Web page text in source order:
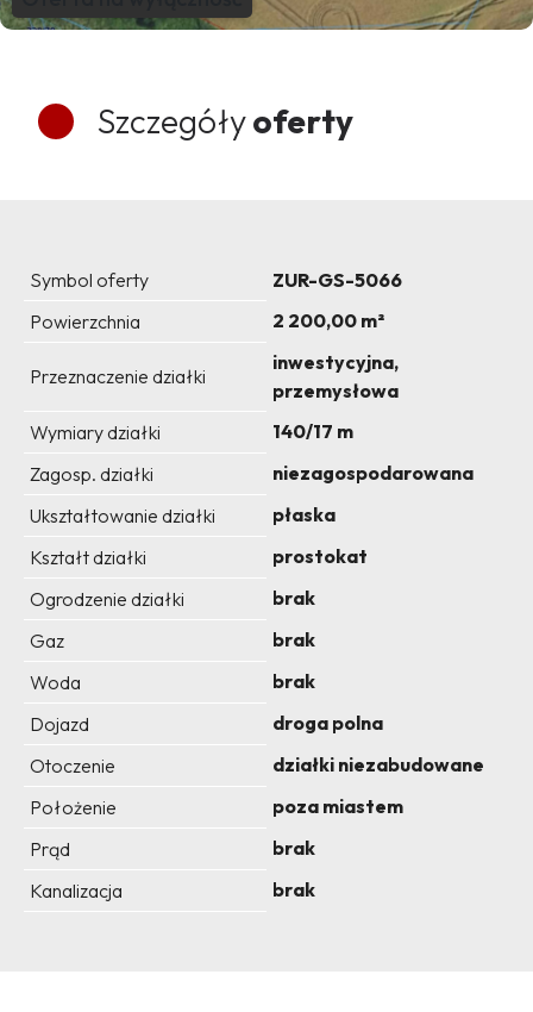
Szczegółyoferty
Symbol oferty
ZUR-GS-5066
Powierzchnia
2 200,00 m²
Przeznaczenie działki
inwestycyjna,
przemysłowa
Wymiary działki
140/17 m
Zagosp. działki
niezagospodarowana
Ukształtowanie działki
płaska
Kształt działki
prostokat
Ogrodzenie działki
brak
Gaz
brak
Woda
brak
Dojazd
droga polna
Otoczenie
działki niezabudowane
Położenie
poza miastem
Prąd
brak
Kanalizacja
brak